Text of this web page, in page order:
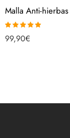
Valorado con
5.00 de 5
99,90€